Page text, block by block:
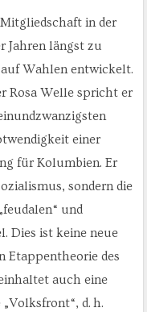
in der
Jahren längst zu
Wahlen entwickelt.
Rosa Welle spricht er
einer
für Kolumbien. Er
sondern die
und
Dies ist keine neue
Etappentheorie des
auch eine
d. h.